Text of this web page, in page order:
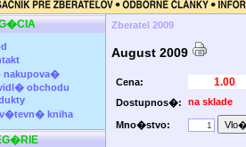
nakupova�
obchodu
kniha
Zberatel 2009
August 2009
Cena:
Dostupnos�:
na sklade
Mno�stvo: